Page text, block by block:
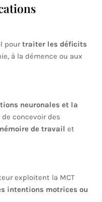
pourtraiter les déficits
à la démence ou aux
neuronales et la
concevoir des
de travail et
exploitent la MCT
intentions motrices ou